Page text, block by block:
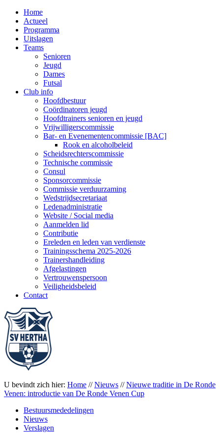
Home
Actueel
Programma
Uitslagen
Teams
Senioren
Jeugd
Dames
Futsal
Club info
Hoofdbestuur
Coördinatoren jeugd
Hoofdtrainers senioren en jeugd
Vrijwilligerscommissie
Bar- en Evenementencommissie [BAC]
Rook en alcoholbeleid
Scheidsrechterscommissie
Technische commissie
Consul
Sponsorcommissie
Commissie verduurzaming
Wedstrijdsecretariaat
Ledenadministratie
Website / Social media
Aanmelden lid
Contributie
Ereleden en leden van verdienste
Trainingsschema 2025-2026
Trainershandleiding
Afgelastingen
Vertrouwenspersoon
Veiligheidsbeleid
Contact
U bevindt zich hier: Home //Nieuws //Nieuwe traditie in De Ronde
Venen: introductie van De Ronde Venen Cup
Bestuursmededelingen
Nieuws
Verslagen